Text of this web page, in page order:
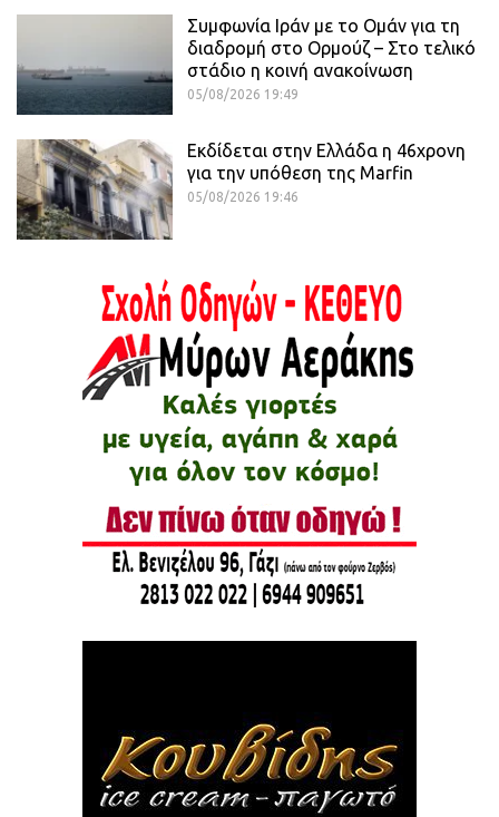
Συμφωνία Ιράν με το Ομάν για τη
διαδρομή στο Ορμούζ – Στο τελικό
στάδιο η κοινή ανακοίνωση
05/08/2026 19:49
Εκδίδεται στην Ελλάδα η 46χρονη
για την υπόθεση της Marfin
05/08/2026 19:46